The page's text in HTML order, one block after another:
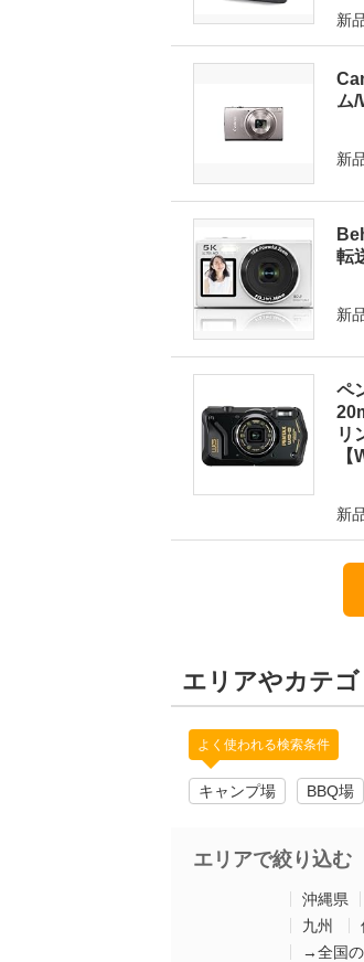
新
ム/
新
転
新
ペ
リ
新
エリアやカテ
よく使われる検索条件
キャンプ場 BBQ場
エリアで絞り込む
沖縄県
九州
→全国の